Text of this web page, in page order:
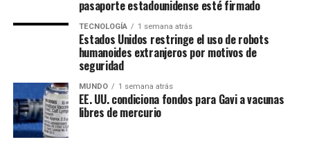
pasaporte estadounidense esté firmado
TECNOLOGÍA 1 semana atrás
Estados Unidos restringe el uso de robots
humanoides extranjeros por motivos de
seguridad
MUNDO 1 semana atrás
EE. UU. condiciona fondos para Gavi a vacunas
libres de mercurio